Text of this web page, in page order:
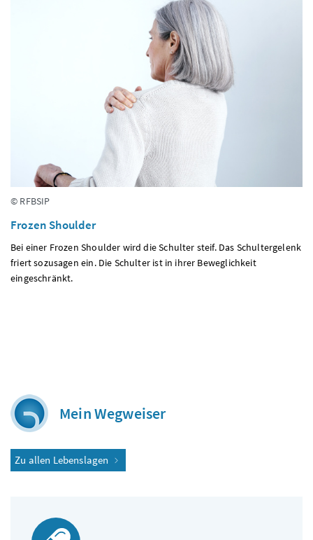
© RFBSIP
Frozen Shoulder
Bei einer Frozen Shoulder wird die Schulter steif. Das Schultergelenk
friert sozusagen ein. Die Schulter ist in ihrer Beweglichkeit
eingeschränkt.
Mein Wegweiser
Zu allen Lebenslagen